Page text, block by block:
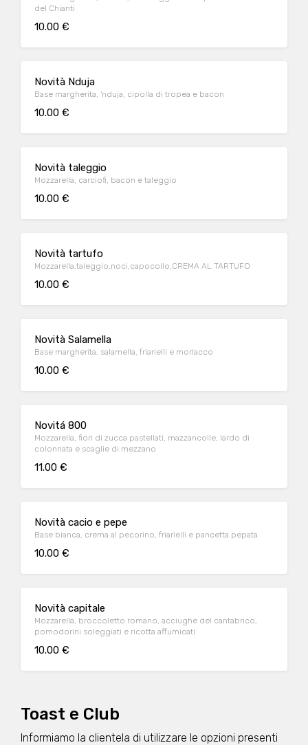
del Chianti
10.00 €
Novità Nduja
Base margherita, 'nduja, cipolla di tropea e bacon
10.00 €
Novità taleggio
Mozzarella, carciofi, bacon e taleggio
10.00 €
Novità tartufo
Mozzarella,taleggio,noci,capocollo,CREMA AL TARTUFO
10.00 €
Novità Salamella
Base margherita, salamella, friarielli e morlacco
10.00 €
Novitá 800
Mozzarella, fiori di zucca pastellati, mazzancolle, lardo di
colonnata e scaglie di mezzano
11.00 €
Novità cacio e pepe
Base bianca, crema al pecorino, friarielli e pancetta pepata
10.00 €
Novità capitale
Mozzarella, broccoletto romano, acciughe del cantabrico,
pomodorini soleggiati e ricotta affumicati
10.00 €
Toast e Club
Informiamo la clientela di utilizzare le opzioni presenti